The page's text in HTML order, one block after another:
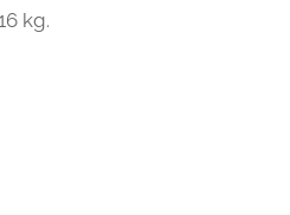
kg.